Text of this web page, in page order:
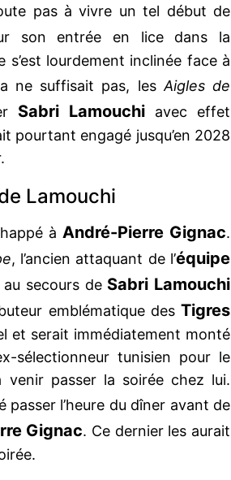
pas à vivre un tel début de
son entrée en lice dans la
lourdement inclinée face à
ne suffisait pas, lesAigles de
Sabri Lamouchi
avec effet
pourtant engagé jusqu’en 2028
Lamouchi
àAndré-Pierre Gignac.
, l’ancien attaquant de l’équipe
secours de Sabri Lamouchi
emblématique des Tigres
et serait immédiatement monté
sélectionneur tunisien pour le
venir passer la soirée chez lui.
passer l’heure du dîner avant de
Gignac. Ce dernier les aurait